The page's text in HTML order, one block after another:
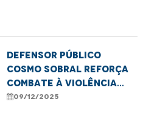
Defensor Público
Cosmo Sobral reforça
combate à violência
contra idosos no
09/12/2025